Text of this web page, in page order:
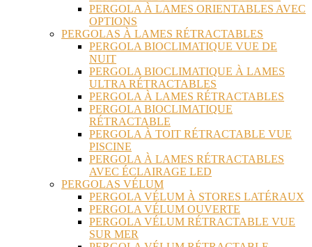
PERGOLA À LAMES ORIENTABLES AVEC
OPTIONS
PERGOLAS À LAMES RÉTRACTABLES
PERGOLA BIOCLIMATIQUE VUE DE
NUIT
PERGOLA BIOCLIMATIQUE À LAMES
ULTRA RÉTRACTABLES
PERGOLA À LAMES RÉTRACTABLES
PERGOLA BIOCLIMATIQUE
RÉTRACTABLE
PERGOLA À TOIT RÉTRACTABLE VUE
PISCINE
PERGOLA À LAMES RÉTRACTABLES
AVEC ÉCLAIRAGE LED
PERGOLAS VÉLUM
PERGOLA VÉLUM À STORES LATÉRAUX
PERGOLA VÉLUM OUVERTE
PERGOLA VÉLUM RÉTRACTABLE VUE
SUR MER